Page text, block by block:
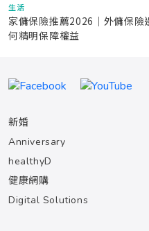
生活
家傭保險推薦2026｜外傭保險
何精明保障權益
新婚
Anniversary
healthyD
健康網購
Digital Solutions